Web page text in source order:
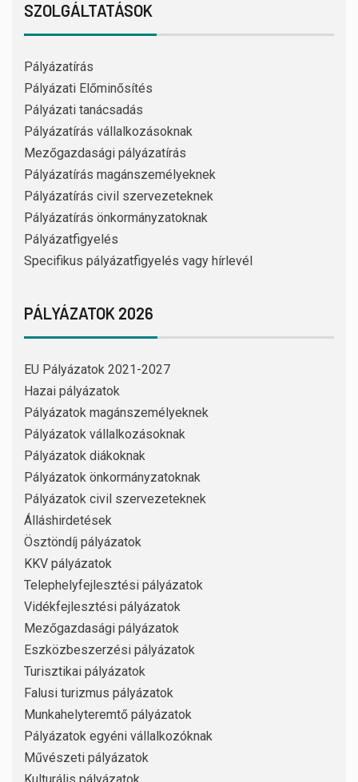
SZOLGÁLTATÁSOK
Pályázatírás
Pályázati Előminősítés
Pályázati tanácsadás
Pályázatírás vállalkozásoknak
Mezőgazdasági pályázatírás
Pályázatírás magánszemélyeknek
Pályázatírás civil szervezeteknek
Pályázatírás önkormányzatoknak
Pályázatfigyelés
Specifikus pályázatfigyelés vagy hírlevél
PÁLYÁZATOK 2026
EU Pályázatok 2021-2027
Hazai pályázatok
Pályázatok magánszemélyeknek
Pályázatok vállalkozásoknak
Pályázatok diákoknak
Pályázatok önkormányzatoknak
Pályázatok civil szervezeteknek
Álláshirdetések
Ösztöndíj pályázatok
KKV pályázatok
Telephelyfejlesztési pályázatok
Vidékfejlesztési pályázatok
Mezőgazdasági pályázatok
Eszközbeszerzési pályázatok
Turisztikai pályázatok
Falusi turizmus pályázatok
Munkahelyteremtő pályázatok
Pályázatok egyéni vállalkozóknak
Művészeti pályázatok